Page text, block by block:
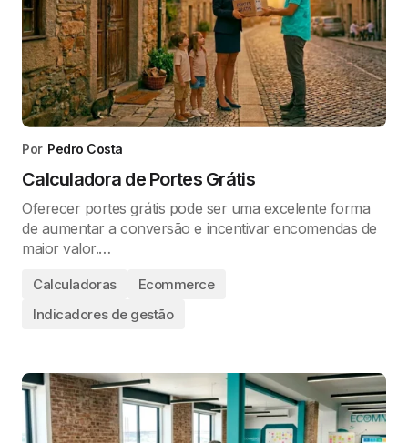
Por Pedro Costa
Calculadora de Portes Grátis
Oferecer portes grátis pode ser uma excelente forma
de aumentar a conversão e incentivar encomendas de
maior valor.…
Calculadoras
Ecommerce
Indicadores de gestão